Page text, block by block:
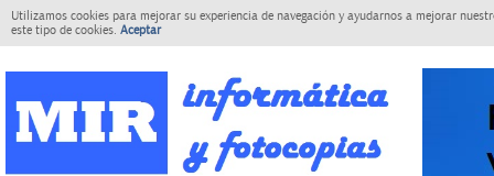
Utilizamos cookies para mejorar su experiencia de navegación y ayudarnos a mejorar
este tipo de cookies. Aceptar